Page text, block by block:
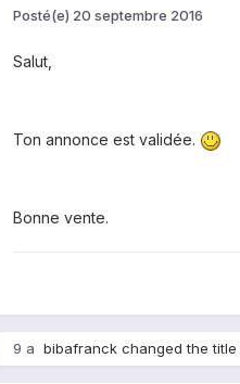
Posté(e) 20 septembre 2016
Salut,
Ton annonce est validée.
Bonne vente.
9 a bibafranck changed the title